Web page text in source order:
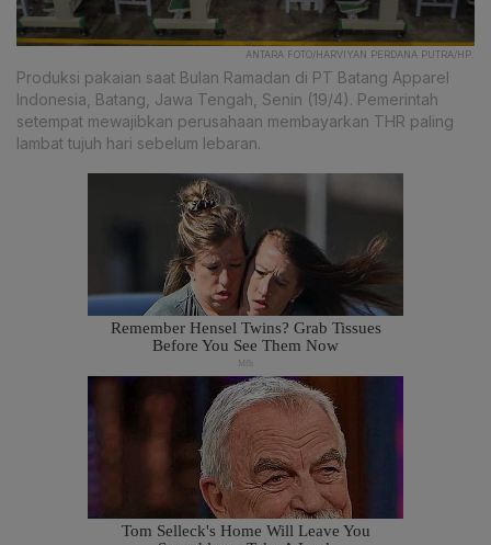
ANTARA FOTO/HARVIYAN PERDANA PUTRA/HP.
Produksi pakaian saat Bulan Ramadan di PT Batang Apparel
Indonesia, Batang, Jawa Tengah, Senin (19/4). Pemerintah
setempat mewajibkan perusahaan membayarkan THR paling
lambat tujuh hari sebelum lebaran.